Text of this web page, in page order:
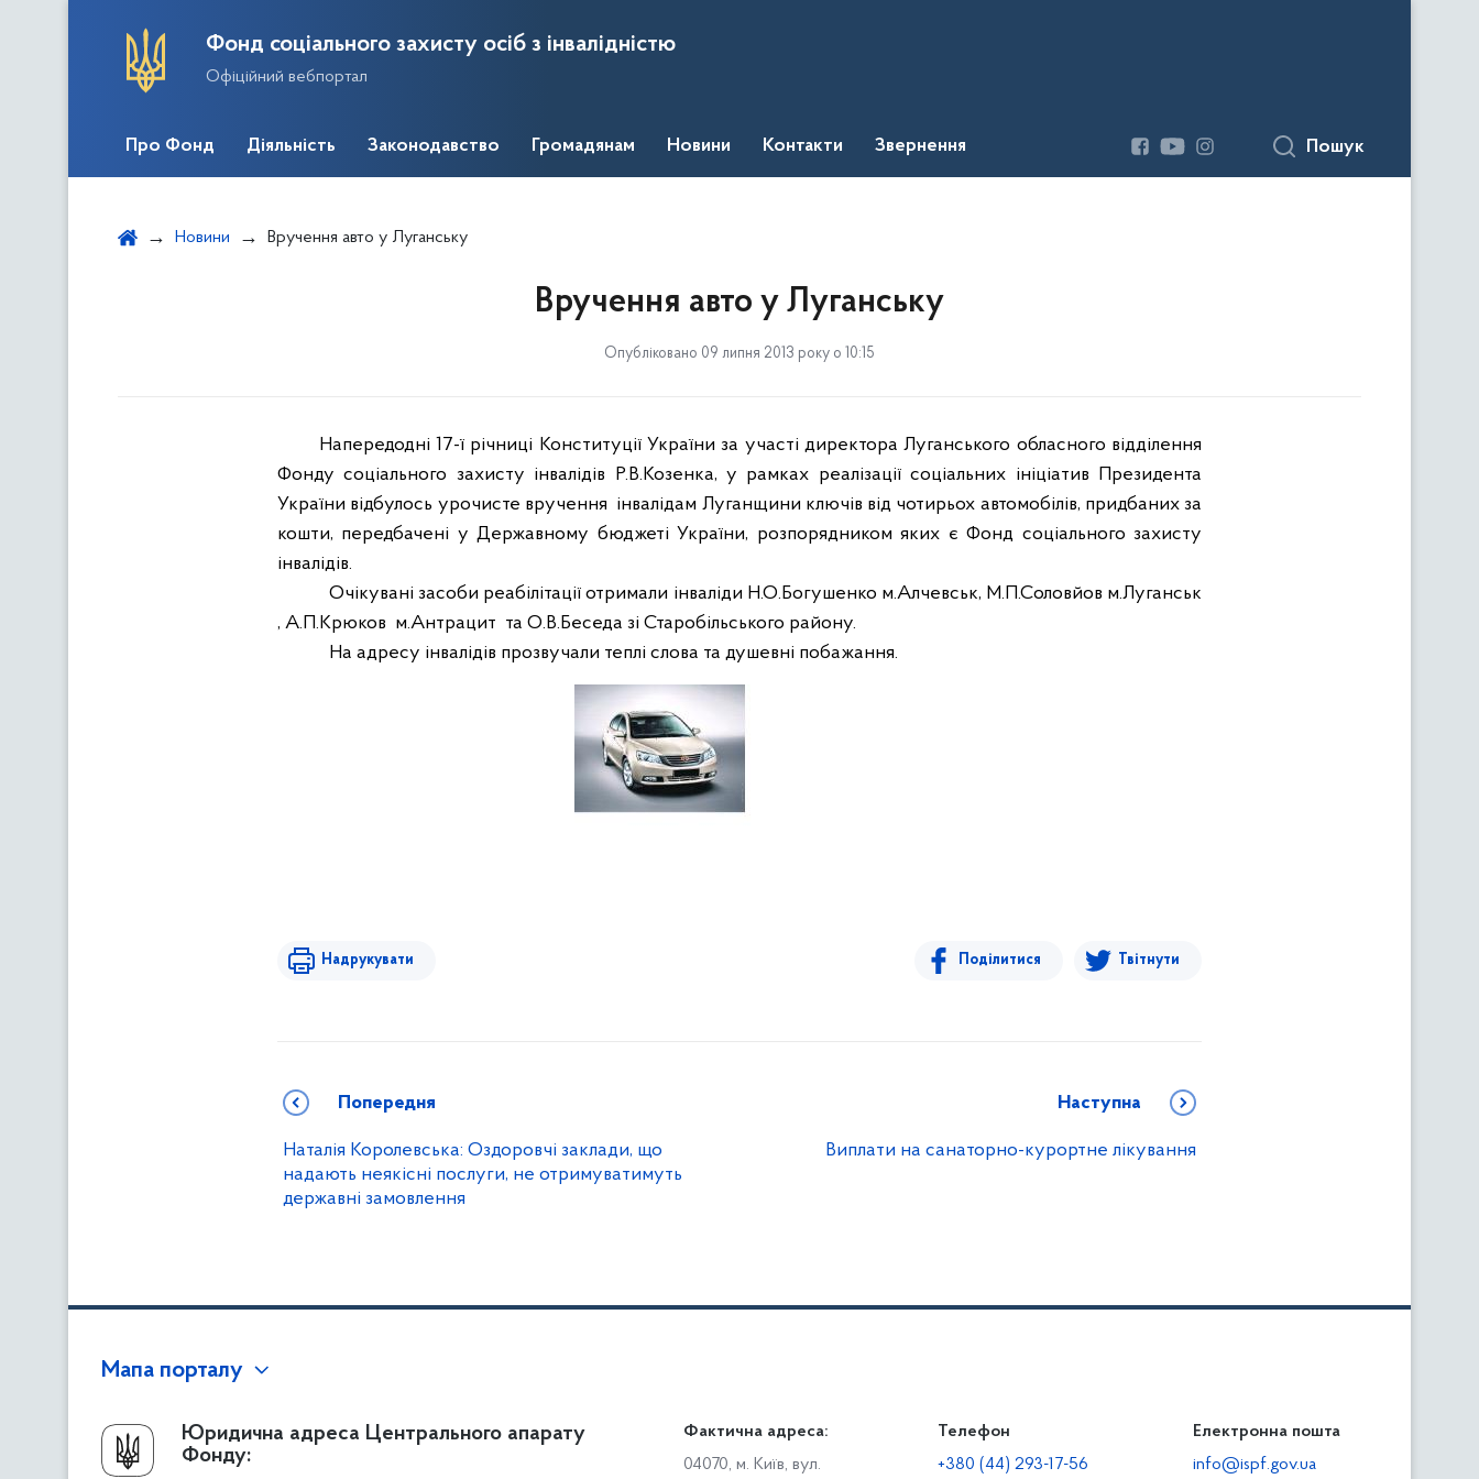
Фонд соціального захисту осіб з інвалідністю
Офіційний вебпортал
Про Фонд Діяльність Законодавство Громадянам Новини Контакти Звернення Пошук
Новини Вручення авто у Луганську
Вручення авто у Луганську
Опубліковано 09 липня 2013 року о 10:15
Напередодні 17-ї річниці Конституції України за участі директора Луганського обласного відділення
Фонду соціального захисту інвалідів Р.В.Козенка, у рамках реалізації соціальних ініціатив Президента
України відбулось урочисте вручення інвалідам Луганщини ключів від чотирьох автомобілів, придбаних за
кошти, передбачені у Державному бюджеті України, розпорядником яких є Фонд соціального захисту
інвалідів.
Очікувані засоби реабілітації отримали інваліди Н.О.Богушенко м.Алчевськ, М.П.Соловйов м.Луганськ
, А.П.Крюков м.Антрацит та О.В.Беседа зі Старобільського району.
На адресу інвалідів прозвучали теплі слова та душевні побажання.
Надрукувати Поділитися Твітнути
Попередня
Наталія Королевська: Оздоровчі заклади, що
надають неякісні послуги, не отримуватимуть
державні замовлення
Наступна
Виплати на санаторно-курортне лікування
Мапа порталу
Про Фонд
Керівництво
Громадянам
Доступ до публічної інформації
Діяльність
Роботодавцям
Юридична адреса Центрального апарату
Фонду:
Фактична адреса:
04070, м. Київ, вул.
Телефон
+380 (44) 293-17-56
Електронна пошта
info@ispf.gov.ua